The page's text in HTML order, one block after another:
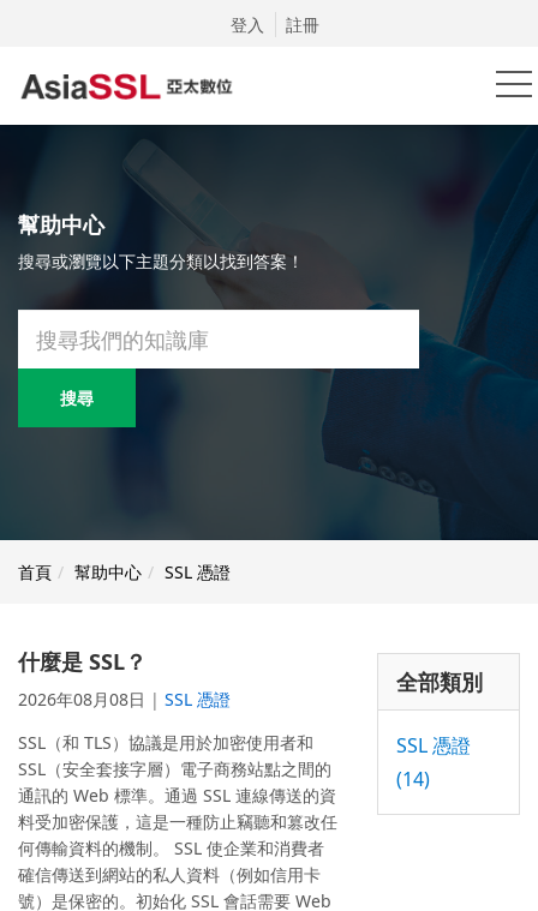
登入 註冊
幫助中心
搜尋或瀏覽以下主題分類以找到答案！
搜尋
首頁 幫助中心 SSL 憑證
什麼是 SSL？
2026年08月08日 | SSL 憑證
SSL（和 TLS）協議是用於加密使用者和
SSL（安全套接字層）電子商務站點之間的
通訊的 Web 標準。通過 SSL 連線傳送的資
料受加密保護，這是一種防止竊聽和篡改任
何傳輸資料的機制。 SSL 使企業和消費者
確信傳送到網站的私人資料（例如信用卡
號）是保密的。初始化 SSL 會話需要 Web
全部類別
SSL 憑證
(14)